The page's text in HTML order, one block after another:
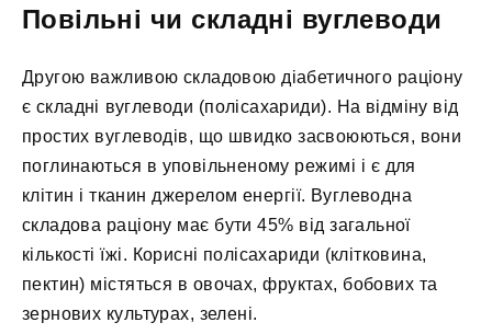
Повільні чи складні вуглеводи
Другою важливою складовою діабетичного раціону
є складні вуглеводи (полісахариди). На відміну від
простих вуглеводів, що швидко засвоюються, вони
поглинаються в уповільненому режимі і є для
клітин і тканин джерелом енергії. Вуглеводна
складова раціону має бути 45% від загальної
кількості їжі. Корисні полісахариди (клітковина,
пектин) містяться в овочах, фруктах, бобових та
зернових культурах, зелені.